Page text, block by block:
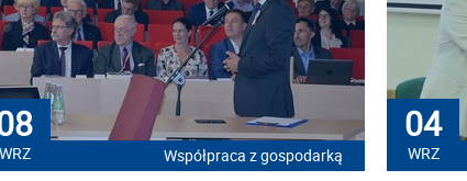
WRZ Współpraca z gospodarką
04
WRZ